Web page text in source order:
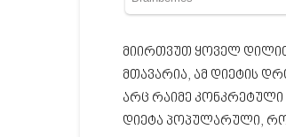
მიირთვუთ ყოველ
მთავარია, ამ დიეტის
არც რაიმე კონკრეტული
დიეტა პოპულარული,